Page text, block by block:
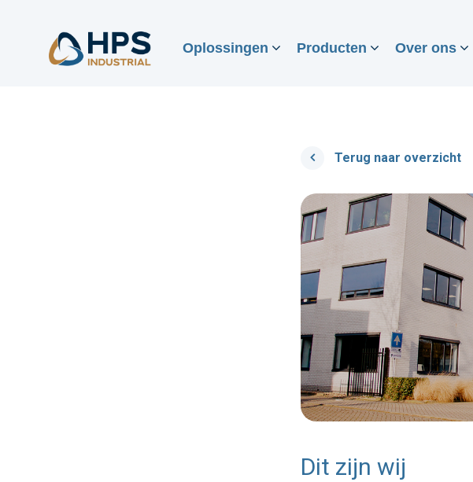
Oplossingen Producten Over ons
Terug naar overzicht
Dit zijn wij